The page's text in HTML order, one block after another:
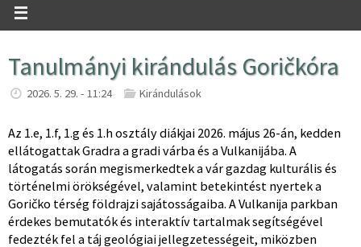
Tanulmányi kirándulás Goričkóra
2026. 5. 29. - 11:24 Kirándulások
Az 1.e, 1.f, 1.g és 1.h osztály diákjai 2026. május 26-án, kedden
ellátogattak Gradra a gradi várba és a Vulkanijába. A
látogatás során megismerkedtek a vár gazdag kulturális és
történelmi örökségével, valamint betekintést nyertek a
Goričko térség földrajzi sajátosságaiba. A Vulkanija parkban
érdekes bemutatók és interaktív tartalmak segítségével
fedezték fel a táj geológiai jellegzetességeit, miközben